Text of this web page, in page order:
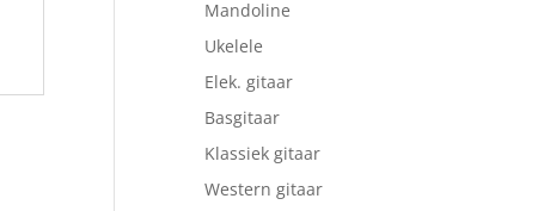
Mandoline
Ukelele
Elek. gitaar
Basgitaar
Klassiek gitaar
Western gitaar